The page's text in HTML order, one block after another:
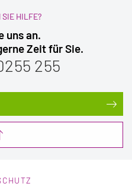
SIE HILFE?
uns an.
Zeit für Sie.
255